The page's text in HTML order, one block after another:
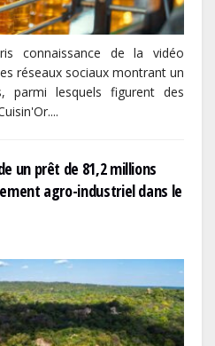
connaissance de la vidéo
réseaux sociaux montrant un
parmi lesquels figurent des
un prêt de 81,2 millions
agro-industriel dans le